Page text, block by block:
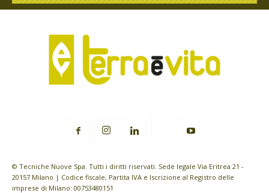
© Tecniche Nuove Spa. Tutti i diritti riservati. Sede legale Via Eritrea 21 -
20157 Milano | Codice fiscale, Partita IVA e Iscrizione al Registro delle
imprese di Milano: 00753480151